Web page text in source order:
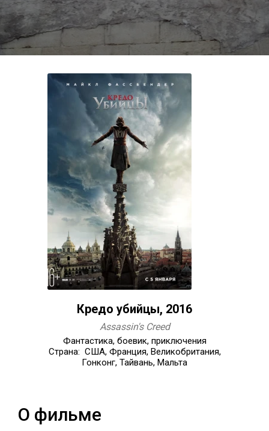
Кредо убийцы, 2016
Assassin's Creed
Фантастика, боевик, приключения
Страна: США, Франция, Великобритания,
Гонконг, Тайвань, Мальта
О фильме